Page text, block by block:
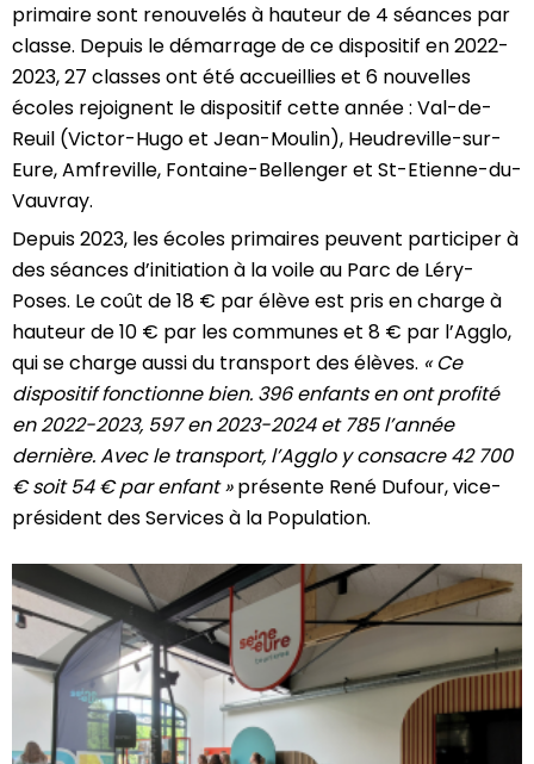
primaire sont renouvelés à hauteur de 4 séances par
classe. Depuis le démarrage de ce dispositif en 2022-
2023, 27 classes ont été accueillies et 6 nouvelles
écoles rejoignent le dispositif cette année : Val-de-
Reuil (Victor-Hugo et Jean-Moulin), Heudreville-sur-
Eure, Amfreville, Fontaine-Bellenger et St-Etienne-du-
Vauvray.
Depuis 2023, les écoles primaires peuvent participer à
des séances d’initiation à la voile au Parc de Léry-
Poses. Le coût de 18 € par élève est pris en charge à
hauteur de 10 € par les communes et 8 € par l’Agglo,
qui se charge aussi du transport des élèves. « Ce
dispositif fonctionne bien. 396 enfants en ont profité
en 2022-2023, 597 en 2023-2024 et 785 l’année
dernière. Avec le transport, l’Agglo y consacre 42 700
€ soit 54 € par enfant »présente René Dufour, vice-
président des Services à la Population.